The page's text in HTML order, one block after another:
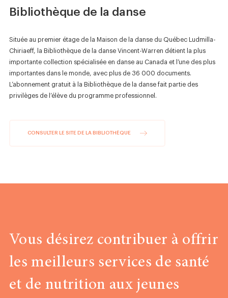
Bibliothèque de la danse
Située au premier étage de la Maison de la danse du Québec Ludmilla-
Chiriaeff, la Bibliothèque de la danse Vincent-Warren détient la plus
importante collection spécialisée en danse au Canada et l’une des plus
importantes dans le monde, avec plus de 36 000 documents.
L’abonnement gratuit à la Bibliothèque de la danse fait partie des
privilèges de l’élève du programme professionnel.
CONSULTER LE SITE DE LA BIBLIOTHÈQUE
Vous désirez contribuer à offrir
les meilleurs services de santé
et de nutrition aux jeunes